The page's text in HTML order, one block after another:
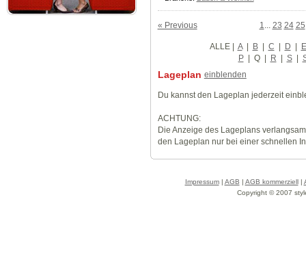
« Previous 1 23 24 25
ALLE| A | B | C | D | E
P | Q | R | S |
Lageplan einblenden
Du kannst den Lageplan jederzeit
ACHTUNG:
Die Anzeige des Lageplans
den Lageplan nur bei einer schnellen
Impressum| AGB | AGB kommerziell|
Copyright © 2007